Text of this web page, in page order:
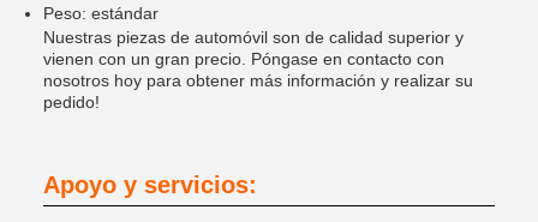
Peso: estándar
Nuestras piezas de automóvil son de calidad superior y
vienen con un gran precio. Póngase en contacto con
nosotros hoy para obtener más información y realizar su
pedido!
Apoyo y servicios: